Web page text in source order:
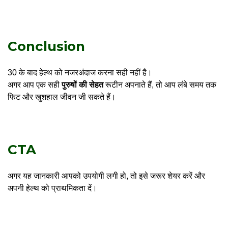
Conclusion
30 के बाद हेल्थ को नजरअंदाज करना सही नहीं है।
अगर आप एक सहीपुरुषों की सेहतरूटीन अपनाते हैं, तो आप लंबे समय तक
फिट और खुशहाल जीवन जी सकते हैं।
CTA
अगर यह जानकारी आपको उपयोगी लगी हो, तो इसे जरूर शेयर करें और
अपनी हेल्थ को प्राथमिकता दें।